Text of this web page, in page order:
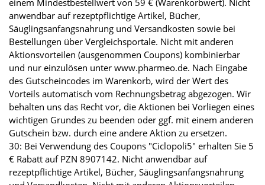
anwendbar auf rezeptpflichtige Artikel, Bücher,
Säuglingsanfangsnahrung und Versandkosten sowie bei
Bestellungen über Vergleichsportale. Nicht mit anderen
Aktionsvorteilen (ausgenommen Coupons) kombinierbar
und nur einzulösen unter www.pharmeo.de. Nach Eingabe
des Gutscheincodes im Warenkorb, wird der Wert des
Vorteils automatisch vom Rechnungsbetrag abgezogen. Wir
behalten uns das Recht vor, die Aktionen bei Vorliegen eines
wichtigen Grundes zu beenden oder ggf. mit einem anderen
Gutschein bzw. durch eine andere Aktion zu ersetzen.
30: Bei Verwendung des Coupons "Ciclopoli5" erhalten Sie 5
€ Rabatt auf PZN 8907142. Nicht anwendbar auf
rezeptpflichtige Artikel, Bücher, Säuglingsanfangsnahrung